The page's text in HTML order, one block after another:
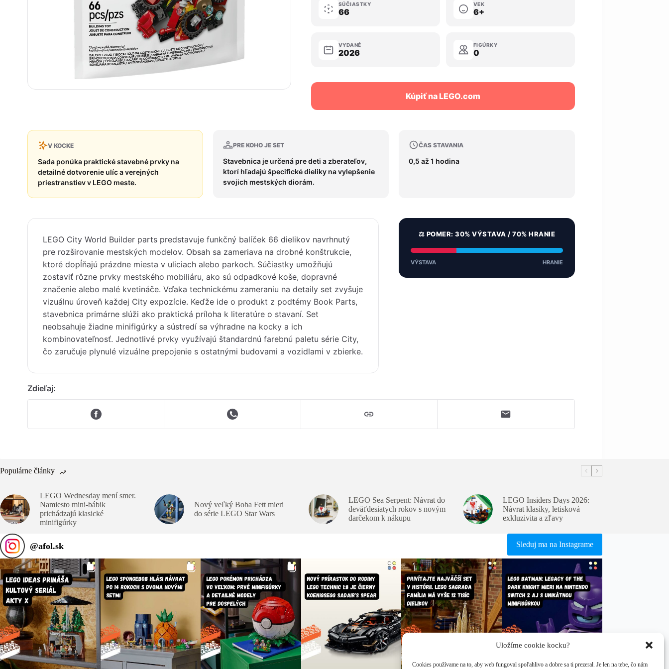
Uložíme cookie kocku?
Cookies používame na to, aby web fungoval spoľahlivo a dobre sa ti prezeral. Je len na tebe, čo nám
SÚČIASTKY
66
VEK
6+
VYDANÉ
2026
FIGÚRKY
0
Kúpiť na LEGO.com
V KOCKE
Sada ponúka praktické stavebné prvky na
detailné dotvorenie ulíc a verejných
priestranstiev v LEGO meste.
PRE KOHO JE SET
Stavebnica je určená pre deti a zberateľov,
ktorí hľadajú špecifické dieliky na vylepšenie
svojich mestských diorám.
ČAS STAVANIA
0,5 až 1 hodina
LEGO City World Builder parts predstavuje funkčný balíček 66 dielikov navrhnutý
pre rozširovanie mestských modelov. Obsah sa zameriava na drobné konštrukcie,
ktoré dopĺňajú prázdne miesta v uliciach alebo parkoch. Súčiastky umožňujú
zostaviť rôzne prvky mestského mobiliáru, ako sú odpadkové koše, dopravné
značenie alebo malé kvetináče. Vďaka technickému zameraniu na detaily set zvyšuje
vizuálnu úroveň každej City expozície. Keďže ide o produkt z podtémy Book Parts,
stavebnica primárne slúži ako praktická príloha k literatúre o stavaní. Set
neobsahuje žiadne minifigúrky a sústredí sa výhradne na kocky a ich
kombinovateľnosť. Jednotlivé prvky využívajú štandardnú farebnú paletu série City,
čo zaručuje plynulé vizuálne prepojenie s ostatnými budovami a vozidlami v zbierke.
⚖️ POMER: 30% VÝSTAVA / 70% HRANIE
VÝSTAVA HRANIE
Zdieľaj:
Populárne články
LEGO Wednesday mení smer.
Namiesto mini-bábik
prichádzajú klasické
minifigúrky
Nový veľký Boba Fett mieri
do série LEGO Star Wars
LEGO Sea Serpent: Návrat do
deväťdesiatych rokov s novým
darčekom k nákupu
LEGO Insiders Days 2026:
Návrat klasiky, letisková
exkluzivita a zľavy
@afol.sk Sleduj ma na Instagrame